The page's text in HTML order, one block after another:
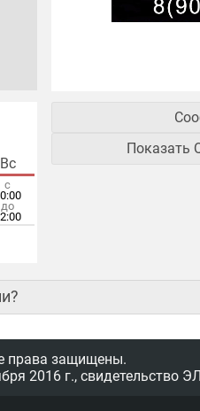
Вс
с
до
Показать
права защищены.
2016 г., свидетельство